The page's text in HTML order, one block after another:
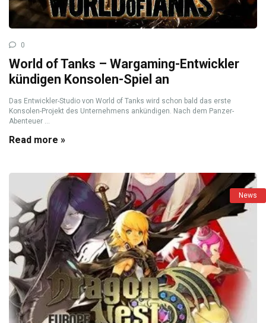
0
World of Tanks – Wargaming-Entwickler
kündigen Konsolen-Spiel an
Das Entwickler-Studio von World of Tanks wird schon bald das erste
Konsolen-Projekt des Unternehmens ankündigen. Nach dem Panzer-
Abenteuer ...
Read more »
News